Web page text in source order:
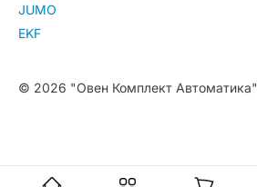
JUMO
EKF
© 2026 "Овен Комплект Автоматика"